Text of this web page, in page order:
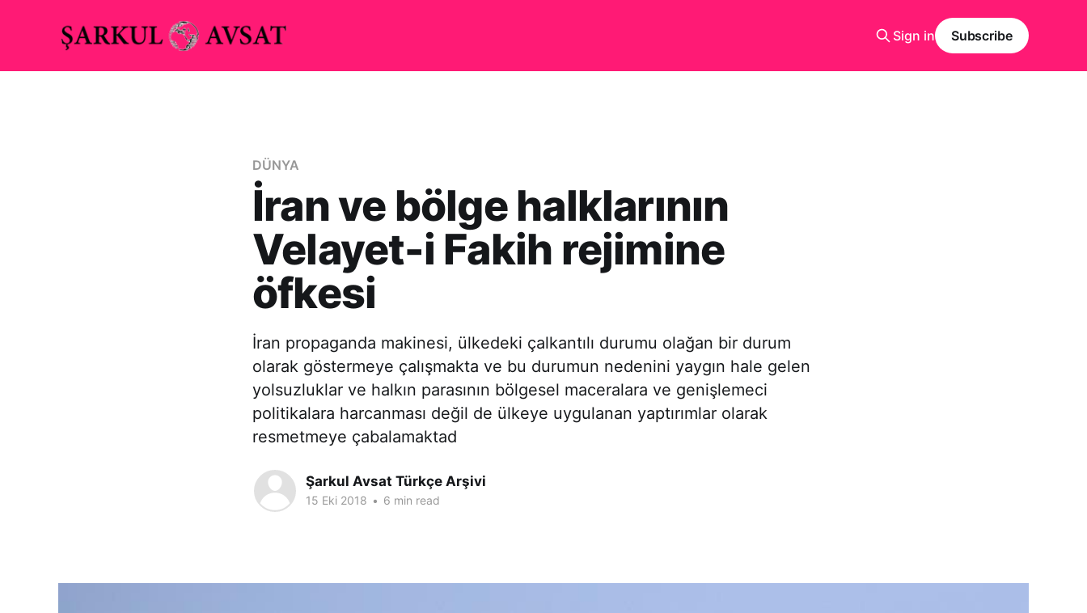
Sign in Subscribe
DÜNYA
İran ve bölge halklarının
Velayet-i Fakih rejimine
öfkesi
İran propaganda makinesi, ülkedeki çalkantılı durumu olağan bir durum
olarak göstermeye çalışmakta ve bu durumun nedenini yaygın hale gelen
yolsuzluklar ve halkın parasının bölgesel maceralara ve genişlemeci
politikalara harcanması değil de ülkeye uygulanan yaptırımlar olarak
resmetmeye çabalamaktad
Şarkul Avsat Türkçe Arşivi
15 Eki 2018 • 6 min read